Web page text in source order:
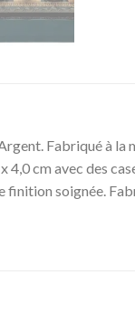
Fabriqué à
cm avec des
soignée.